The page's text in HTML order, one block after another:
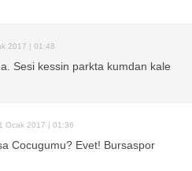
2017 | 01:48
Sesi kessin parkta kumdan kale
Ocak 2017 | 01:36
Cocugumu? Evet! Bursaspor